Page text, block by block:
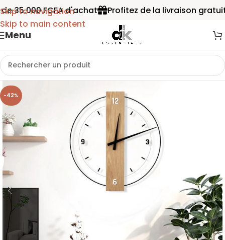
Skip to navigation
Skip to main content
FCFA d'achat Profitez de la livraison gratuite
Menu
-42%